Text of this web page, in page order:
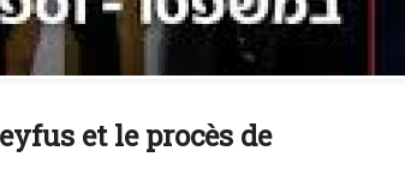
et le procès de
Vidéo d’Itamar Ben Gvir :